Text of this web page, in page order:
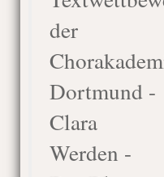
der
Dortmund -
Clara
Werden -